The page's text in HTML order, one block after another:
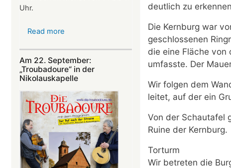
deutlich zu
Die Kernburg war
geschlossenen
die eine Fläche von
umfasste. Der
Wir folgen dem
leitet, auf der ein
Von der Schautafel
Ruine der Kernburg.
Torturm
Wir betreten die
Uhr.
Read more
Nikolauskapelle
Am 22. September:
„Troubadoure“ in der
Nikolauskapelle